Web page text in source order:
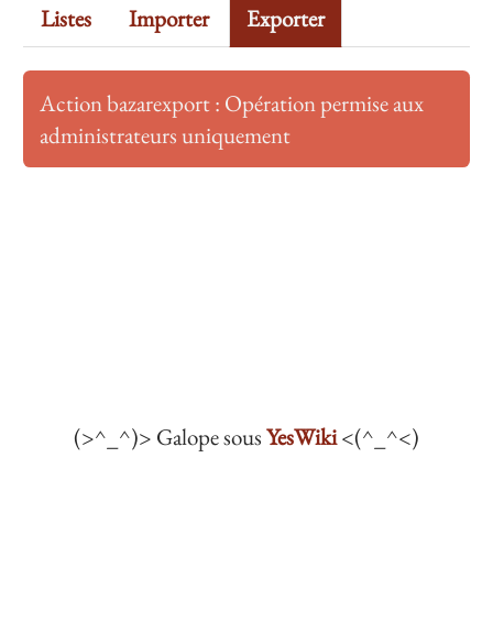
Listes
Importer Exporter
Action bazarexport : Opération permise aux
administrateurs uniquement
(>^_^)> Galope sousYesWiki<(^_^<)